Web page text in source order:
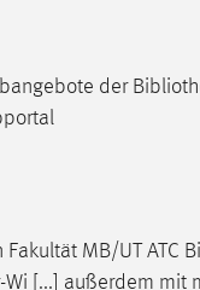
der
MB/UT ATC
Wi [...] außerdem mit